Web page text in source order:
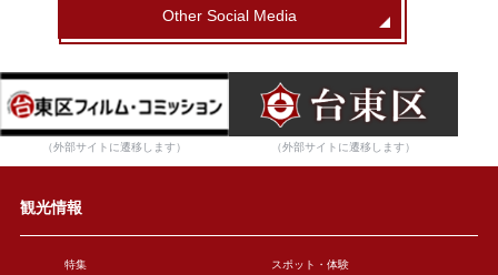
Other Social Media
（外部サイトに遷移します） （外部サイトに遷移します）
観光情報
特集 スポット・体験